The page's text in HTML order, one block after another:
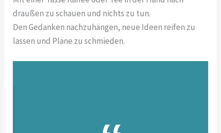
draußen zu schauen und nichts zu tun.
Den Gedanken nachzuhängen, neue Ideen reifen zu
lassen und Pläne zu schmieden.